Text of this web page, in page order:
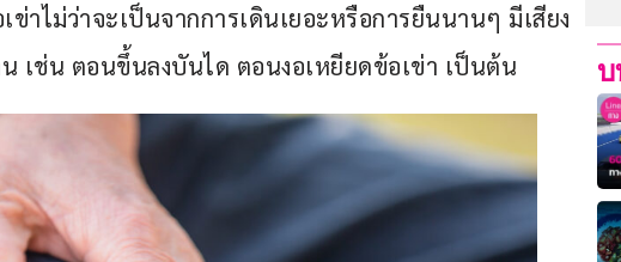
าไม่ว่าจะเป็นจากการเดินเยอะหรือการยืนนานๆ มีเสียง
เช่น ตอนขึ้นลงบันได ตอนงอเหยียดข้อเข่า เป็นต้น
บ